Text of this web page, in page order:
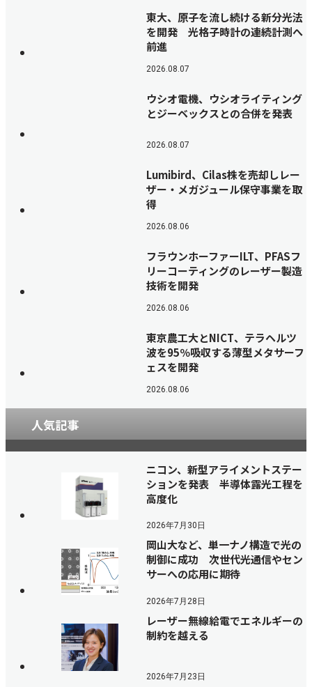
東大、原子を流し続ける新分光法
を開発 光格子時計の連続計測へ
前進
2026.08.07
ウシオ電機、ウシオライティング
とジーベックスとの合併を発表
2026.08.07
Lumibird、Cilas株を売却しレー
ザー・メガジュール保守事業を取
得
2026.08.06
フラウンホーファーILT、PFASフ
リーコーティングのレーザー製造
技術を開発
2026.08.06
東京農工大とNICT、テラヘルツ
波を95％吸収する薄型メタサーフ
ェスを開発
2026.08.06
人気記事
ニコン、新型アライメントステー
ションを発表 半導体露光工程を
高度化
2026年7月30日
岡山大など、単一ナノ構造で光の
制御に成功 次世代光通信やセン
サーへの応用に期待
2026年7月28日
レーザー無線給電でエネルギーの
制約を越える
2026年7月23日